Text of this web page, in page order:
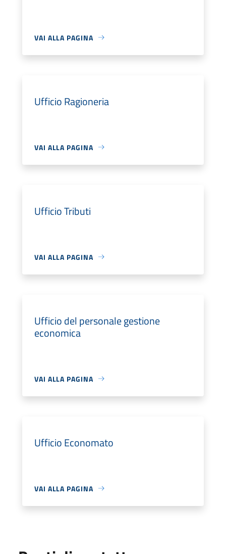
VAI ALLA PAGINA
Ufficio Ragioneria
VAI ALLA PAGINA
Ufficio Tributi
VAI ALLA PAGINA
Ufficio del personale gestione
economica
VAI ALLA PAGINA
Ufficio Economato
VAI ALLA PAGINA